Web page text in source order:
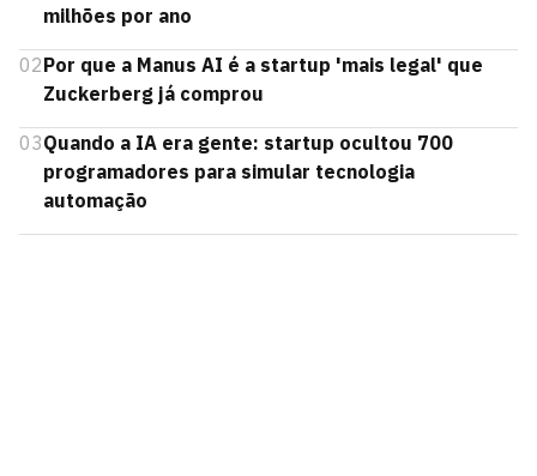
milhões por ano
02Por que a Manus AI é a startup 'mais legal' que
Zuckerberg já comprou
03Quando a IA era gente: startup ocultou 700
programadores para simular tecnologia
automação